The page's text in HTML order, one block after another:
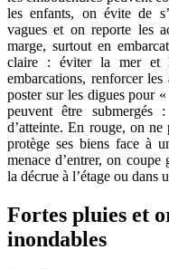
les enfants, on évite de
vagues et on reporte les
marge, surtout en
claire : éviter la mer et
embarcations, renforcer
poster sur les digues pour
peuvent être
d’atteinte. En rouge, on
protège ses biens face à
menace d’entrer, on
la décrue à l’étage ou dans
Fortes pluies et
inondables